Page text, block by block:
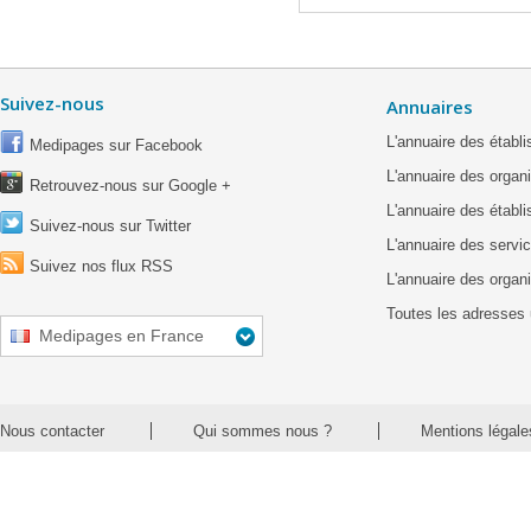
Suivez-nous
Medipages sur Facebook
Retrouvez-nous sur Google +
Suivez-nous sur Twitter
Suivez nos flux RSS
Medipages en France
Annuaires
L'annuaire des
L'annuaire des
L'annuaire des
L'annuaire des
L'annuaire des
Toutes les adresses
Nous contacter Qui sommes nous ? Mentions